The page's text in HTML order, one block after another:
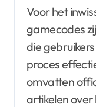
Voor het
gamecodes
die
proces
omvatten
artikelen